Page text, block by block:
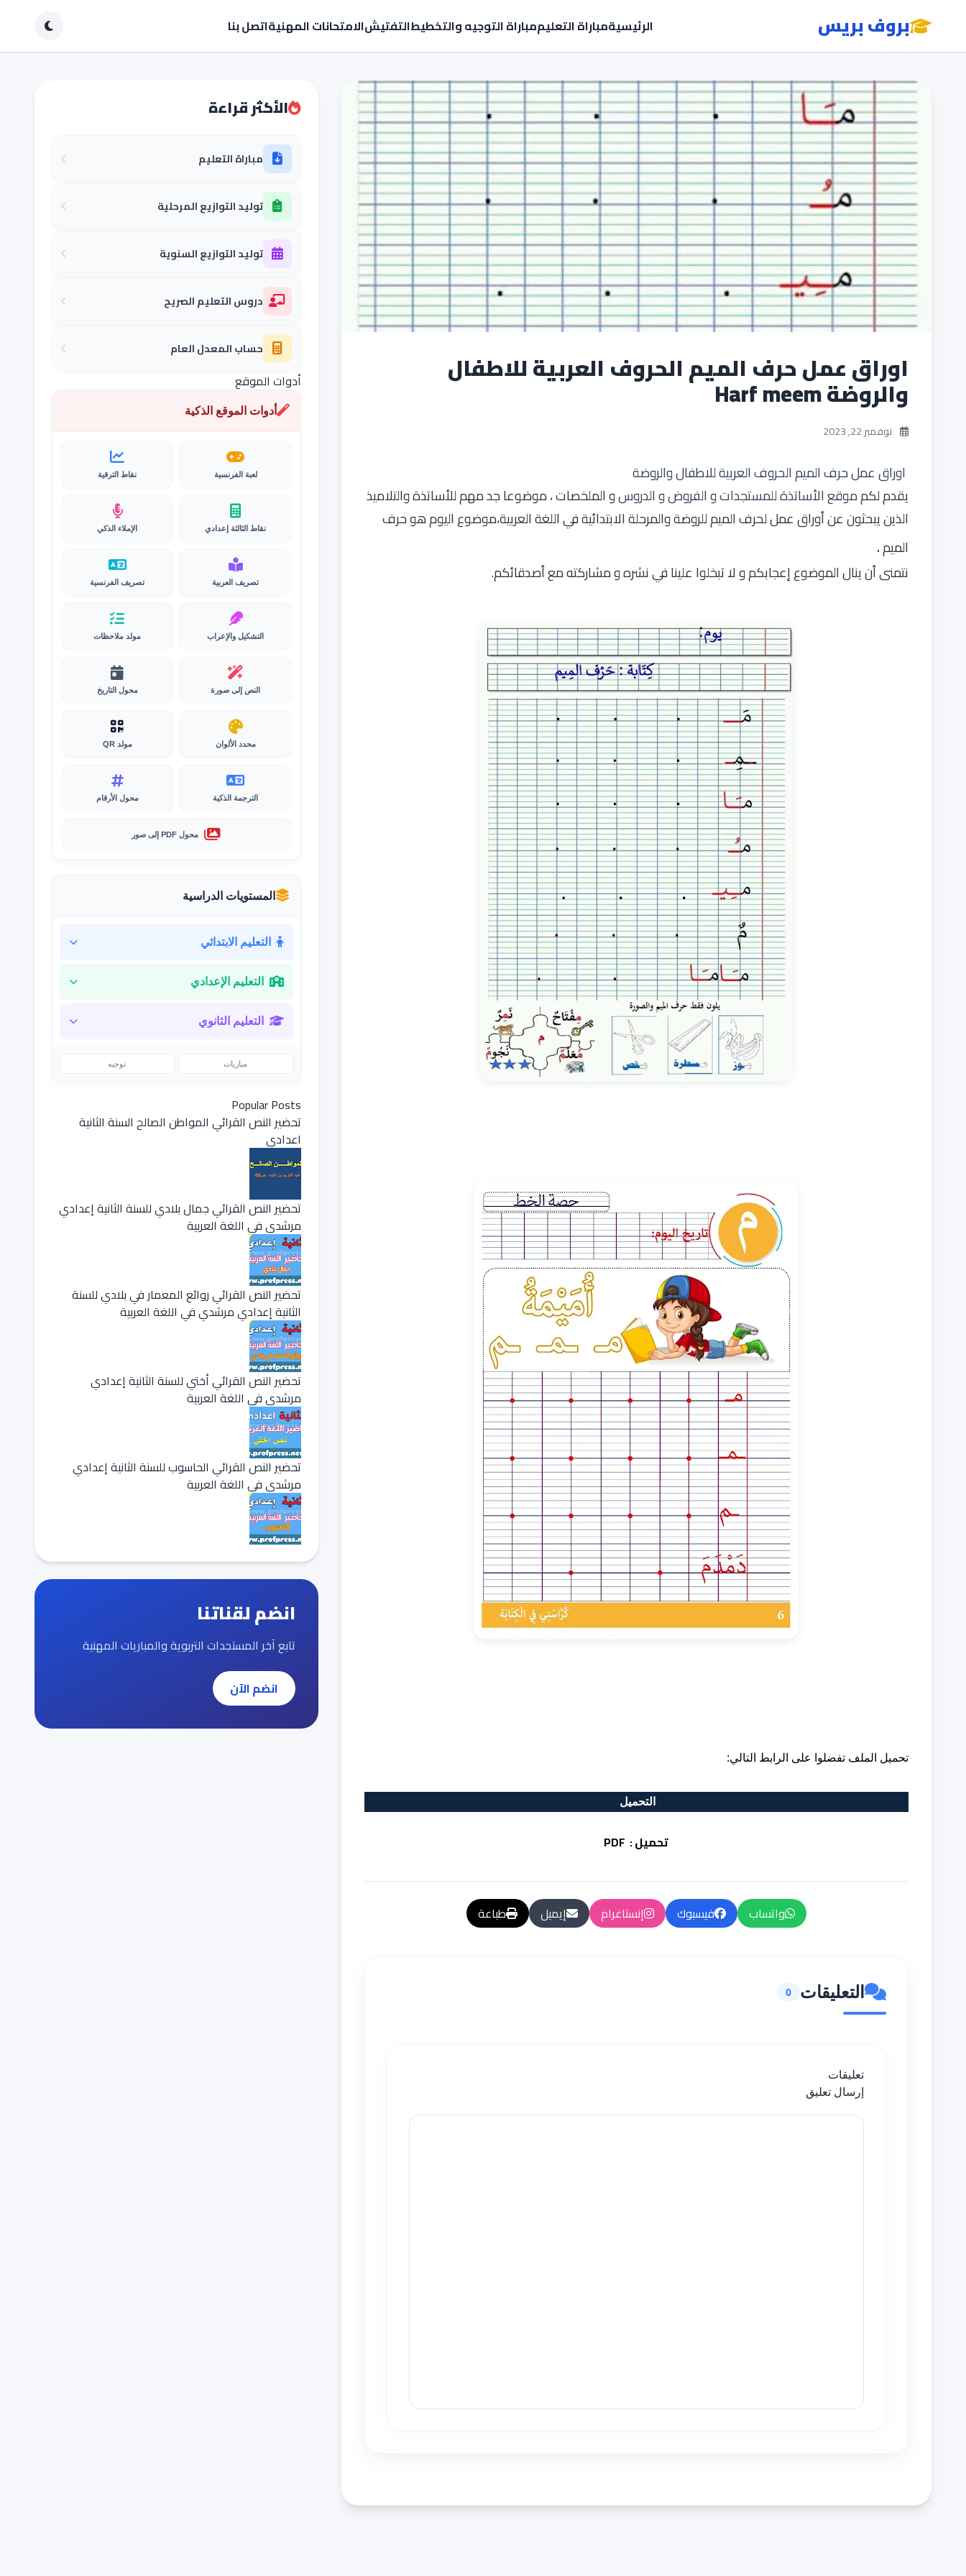
بروف بريس الرئيسيةمباراة التعليممباراة التوجيه والتخطيطالتفتيشالامتحانات المهنيةاتصل بنا
اوراق عمل حرف الميم الحروف العربية للاطفال
والروضة Harf meem
نوفمبر 22, 2023
اوراق عمل حرف الميم الحروف العربية للاطفال والروضة
يقدم لكمموقع الأساتذة للمستجدات و الفروض و الدروسو الملخصات ، موضوعا جد مهم للأساتذة والتلاميذ
الذين يبحثون عن أوراق عمل لحرف الميم للروضة والمرحلة الابتدائية في اللغة العربية،موضوع اليوم هو حرف
الميم.
نتمنى أن ينال الموضوع إعجابكم و لا تبخلوا علينا في نشره و مشاركته مع أصدقائكم.
تحميل الملف تفضلوا على الرابط التالي:
التحميل
تحميل : PDF
واتساب فيسبوك إنستاغرام إيميل طباعة
التعليقات 0
تعليقات
إرسال تعليق
الأكثر قراءة
مباراة التعليم
توليد التوازيع المرحلية
توليد التوازيع السنوية
دروس التعليم الصريح
حساب المعدل العام
أدوات الموقع
أدوات الموقع الذكية
لعبة الفرنسية نقاط الترقية
نقاط الثالثة إعدادي الإملاء الذكي
تصريف العربية تصريف الفرنسية
التشكيل والإعراب مولد ملاحظات
النص إلى صورة محول التاريخ
محدد الألوان مولد QR
الترجمة الذكية محول الأرقام
محول PDF إلى صور
المستويات الدراسية
التعليم الابتدائي
التعليم الإعدادي
التعليم الثانوي
مباريات توجيه
Popular Posts
تحضير النص القرائي المواطن الصالح السنة الثانية
اعدادي
تحضير النص القرائي جمال بلادي للسنة الثانية إعدادي
مرشدي في اللغة العربية
تحضير النص القرائي روائع المعمار في بلادي للسنة
الثانية إعدادي مرشدي في اللغة العربية
تحضير النص القرائي أختي للسنة الثانية إعدادي
مرشدي في اللغة العربية
تحضير النص القرائي الحاسوب للسنة الثانية إعدادي
مرشدي في اللغة العربية
انضم لقناتنا
تابع آخر المستجدات التربوية والمباريات المهنية
انضم الآن